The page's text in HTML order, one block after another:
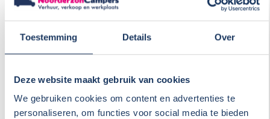
Toestemming Details Over
Deze website maakt gebruik van cookies
We gebruiken cookies om content en advertenties te
personaliseren, om functies voor social media te bieden
Automatisch
levelsysteem
Bekijken